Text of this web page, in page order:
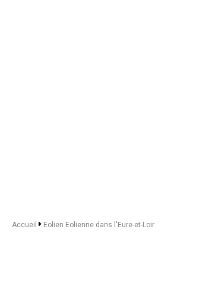
Accueil Eolien Eolienne dans l'Eure-et-Loir